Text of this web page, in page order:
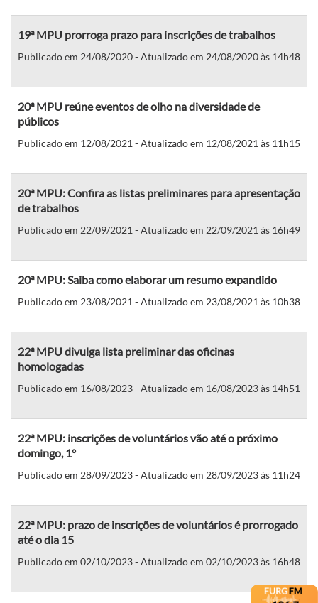
19ª MPU prorroga prazo para inscrições de trabalhos
Publicado em 24/08/2020 - Atualizado em 24/08/2020 às 14h48
20ª MPU reúne eventos de olho na diversidade de
públicos
Publicado em 12/08/2021 - Atualizado em 12/08/2021 às 11h15
20ª MPU: Confira as listas preliminares para apresentação
de trabalhos
Publicado em 22/09/2021 - Atualizado em 22/09/2021 às 16h49
20ª MPU: Saiba como elaborar um resumo expandido
Publicado em 23/08/2021 - Atualizado em 23/08/2021 às 10h38
22ª MPU divulga lista preliminar das oficinas
homologadas
Publicado em 16/08/2023 - Atualizado em 16/08/2023 às 14h51
22ª MPU: inscrições de voluntários vão até o próximo
domingo, 1º
Publicado em 28/09/2023 - Atualizado em 28/09/2023 às 11h24
22ª MPU: prazo de inscrições de voluntários é prorrogado
até o dia 15
Publicado em 02/10/2023 - Atualizado em 02/10/2023 às 16h48